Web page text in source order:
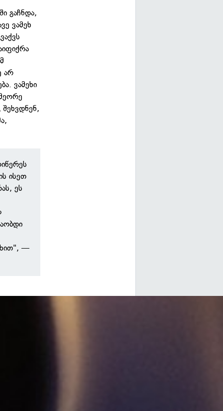
გაჩნდა,
ვამეხ
არ
ვამეხი
ისეთ
ეს
—